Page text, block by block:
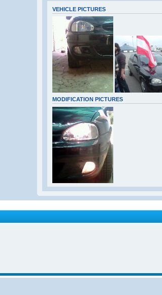
VEHICLE PICTURES
MODIFICATION PICTURES